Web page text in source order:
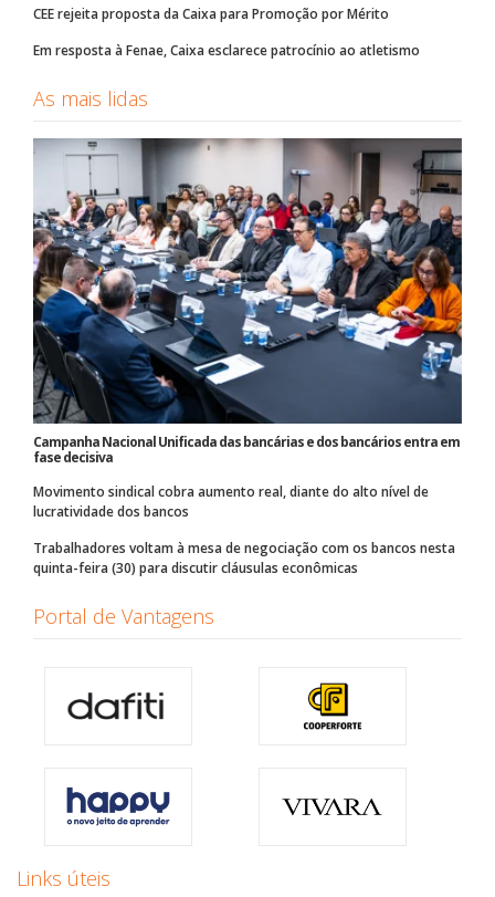
CEE rejeita proposta da Caixa para Promoção por Mérito
Em resposta à Fenae, Caixa esclarece patrocínio ao atletismo
As mais lidas
Campanha Nacional Unificada das bancárias e dos bancários entra em
fase decisiva
Movimento sindical cobra aumento real, diante do alto nível de
lucratividade dos bancos
Trabalhadores voltam à mesa de negociação com os bancos nesta
quinta-feira (30) para discutir cláusulas econômicas
Portal de Vantagens
Links úteis